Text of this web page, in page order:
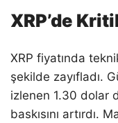
XRP’de
XRP fiyatında
şekilde zayıfladı.
izlenen 1.30 dolar
baskısını artırdı.